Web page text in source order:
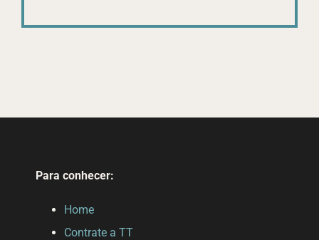
Para conhecer:
Home
Contrate a TT